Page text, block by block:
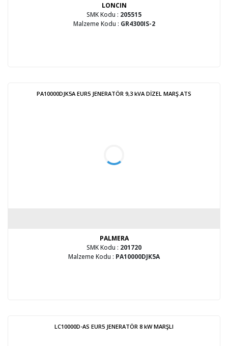
LONCIN
SMK Kodu : 205515
Malzeme Kodu : GR4300IS-2
PA10000DJK5A EUR5 JENERATÖR 9,3 kVA DİZEL MARŞ.ATS
PALMERA
SMK Kodu : 201720
Malzeme Kodu : PA10000DJK5A
LC10000D-AS EUR5 JENERATÖR 8 kW MARŞLI